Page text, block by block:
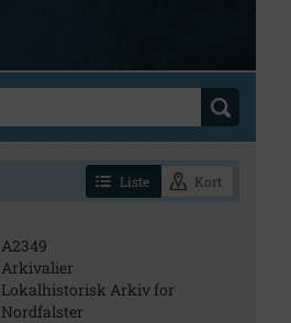
Liste Kort
A2349
Arkivalier
Lokalhistorisk Arkiv for
Nordfalster